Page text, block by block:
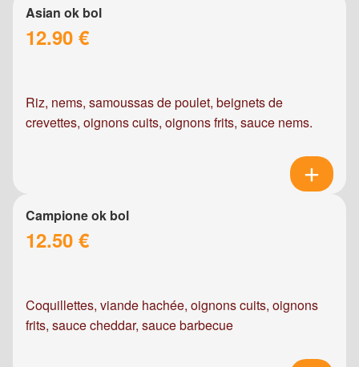
Asian ok bol
12.90 €
Riz, nems, samoussas de poulet, beignets de
crevettes, oignons cuits, oignons frits, sauce nems.
Campione ok bol
12.50 €
Coquillettes, viande hachée, oignons cuits, oignons
frits, sauce cheddar, sauce barbecue